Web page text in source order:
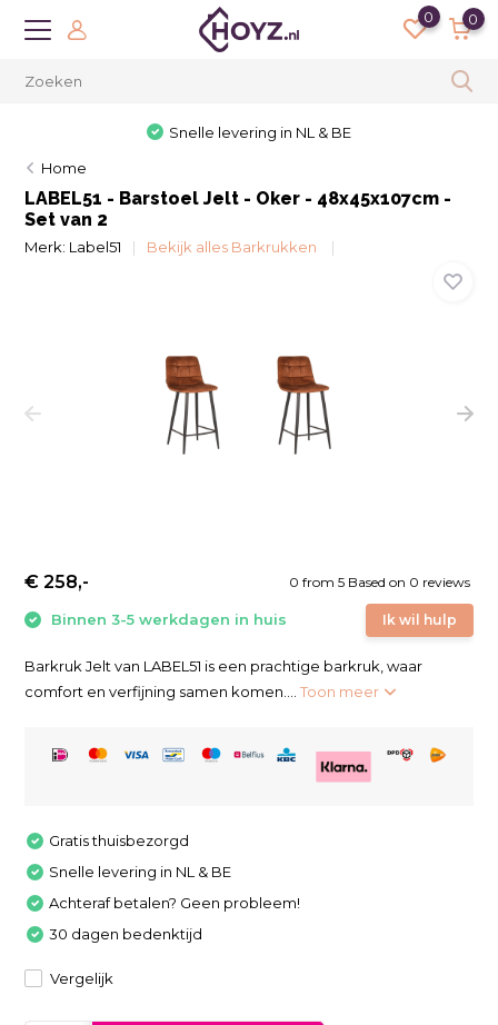
0 0
Snelle levering in NL & BE
Home
LABEL51 - Barstoel Jelt - Oker - 48x45x107cm -
Set van 2
Merk: Label51 Bekijk alles Barkrukken
0 from 5 Based on 0 reviews
Ik wil hulp
€ 258,-
Binnen 3-5 werkdagen in huis
Barkruk Jelt van LABEL51 is een prachtige barkruk, waar
comfort en verfijning samen komen....Toon meer
Gratis thuisbezorgd
Snelle levering in NL & BE
Achteraf betalen? Geen probleem!
30 dagen bedenktijd
Vergelijk